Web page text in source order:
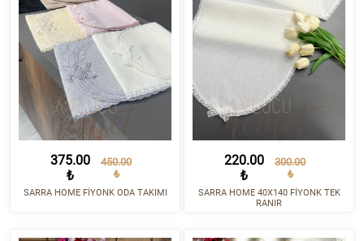
375.00
₺
450.00
₺
SARRA HOME FİYONK ODA TAKIMI
220.00
₺
300.00
₺
SARRA HOME 40X140 FİYONK TEK
RANIR